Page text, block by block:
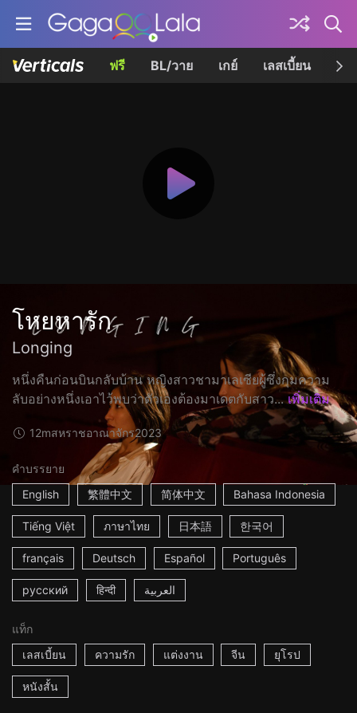
ฟรี BL/วาย เกย์ เลสเบี้ยน เค
โหยหารัก
Longing
หนึ่งคืนก่อนบินกลับบ้าน หญิงสาวชามาเลเซียผู้ซึ่งกุมความ
ลับอย่างหนึ่งเอาไว้พบว่าตัวเองต้องมาเดตกับสาว... เพิ่มเติม
12mสหราชอาณาจักร2023
คำบรรยาย
English
繁體中文 简体中文 Bahasa Indonesia
Tiếng Việt ภาษาไทย 日本語 한국어
français Deutsch Español Português
русский हिन्दी العربية
แท็ก
เลสเบี้ยน
ความรัก แต่งงาน จีน ยุโรป
หนังสั้น